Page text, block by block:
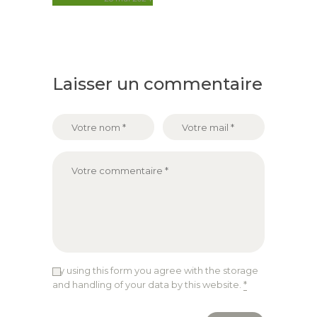
Laisser un commentaire
By using this form you agree with the storage
and handling of your data by this website. *